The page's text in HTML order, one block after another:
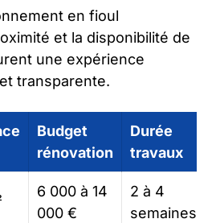
en fioul
et la disponibilité de
une expérience
transparente.
Budget
rénovation
Durée
travaux
6 000 à 14
000 €
2 à 4
semaines